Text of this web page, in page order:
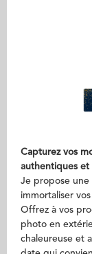
Capturez vos
authentiques et
Je propose une
immortaliser
Offrez à vos
photo en
chaleureuse et